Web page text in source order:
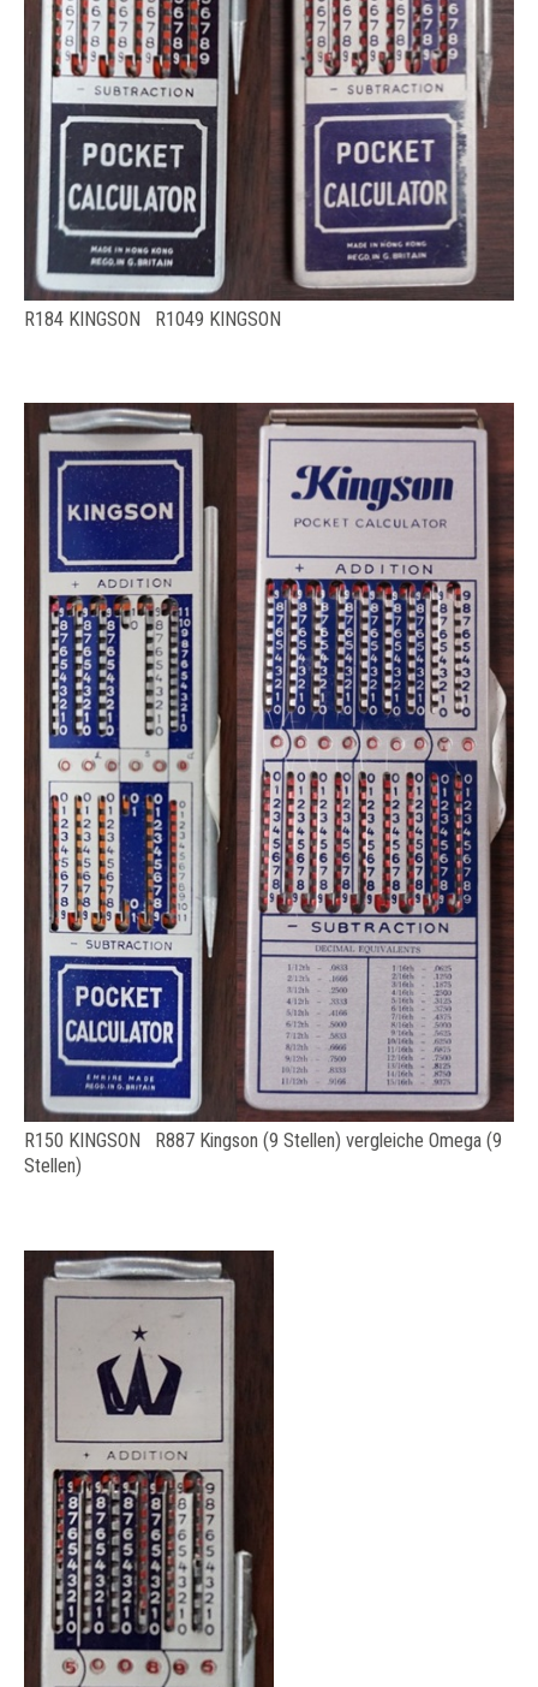
R184 KINGSON R1049 KINGSON
R150 KINGSON R887 Kingson (9 Stellen) vergleiche Omega (9
Stellen)